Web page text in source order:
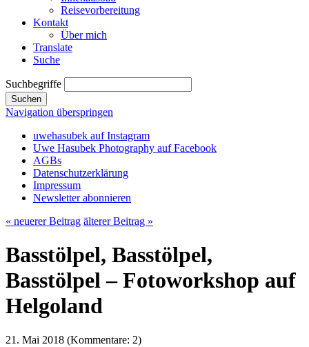
Reisevorbereitung
Kontakt
Über mich
Translate
Suche
Suchbegriffe
Suchen
Navigation überspringen
uwehasubek auf Instagram
Uwe Hasubek Photography auf Facebook
AGBs
Datenschutzerklärung
Impressum
Newsletter abonnieren
« neuerer Beitrag älterer Beitrag »
Basstölpel, Basstölpel,
Basstölpel – Fotoworkshop auf
Helgoland
21. Mai 2018 (Kommentare: 2)